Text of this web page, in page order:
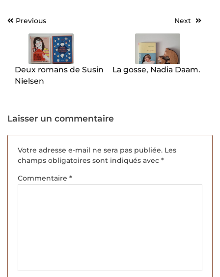
Navigation
l’article
Previous
Deux romans de Susin
Nielsen
Next
La gosse, Nadia Daam.
Laisser un commentaire
Votre adresse e-mail ne sera pas publiée. Les
champs obligatoires sont indiqués avec *
Commentaire *